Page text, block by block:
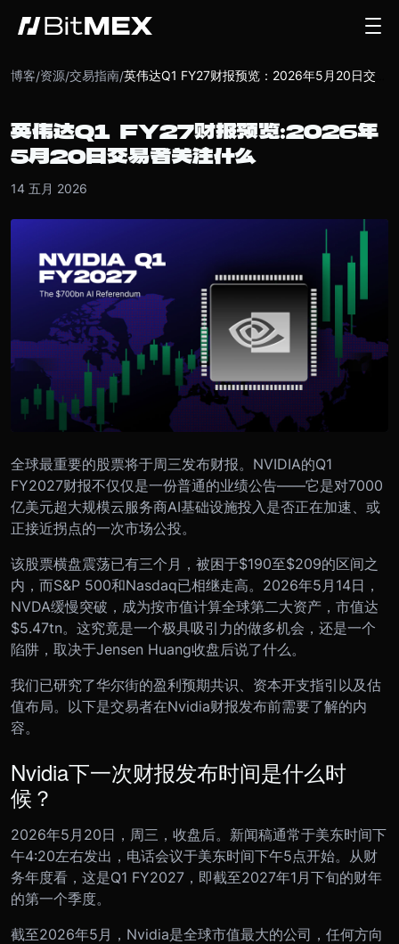
博客/资源/交易指南/
英伟达Q1 FY27财报预览：2026年
5月20日交易者关注什么
14 五月 2026
全球最重要的股票将于周三发布财报。NVIDIA的Q1
FY2027财报不仅仅是一份普通的业绩公告——它是对7000
亿美元超大规模云服务商AI基础设施投入是否正在加速、或
正接近拐点的一次市场公投。
该股票横盘震荡已有三个月，被困于$190至$209的区间之
内，而S&P 500和Nasdaq已相继走高。2026年5月14日，
NVDA缓慢突破，成为按市值计算全球第二大资产，市值达
$5.47tn。这究竟是一个极具吸引力的做多机会，还是一个
陷阱，取决于Jensen Huang收盘后说了什么。
我们已研究了华尔街的盈利预期共识、资本开支指引以及估
值布局。以下是交易者在Nvidia财报发布前需要了解的内
容。
Nvidia下一次财报发布时间是什么时
候？
2026年5月20日，周三，收盘后。新闻稿通常于美东时间下
午4:20左右发出，电话会议于美东时间下午5点开始。从财
务年度看，这是Q1 FY2027，即截至2027年1月下旬的财年
的第一个季度。
截至2026年5月，Nvidia是全球市值最大的公司，任何方向